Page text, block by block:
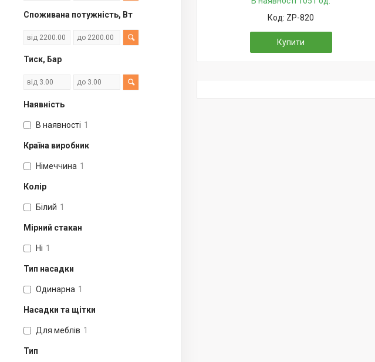
Споживана потужність, Вт
Тиск, Бар
Наявність
В наявності 1
Країна виробник
Німеччина 1
Колір
Білий 1
Мірний стакан
Ні 1
Тип насадки
Одинарна 1
Насадки та щітки
Для меблів 1
Тип
ZP-820
Купити